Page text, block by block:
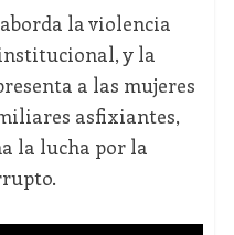
la violencia
y la
a las mujeres
asfixiantes,
la lucha por la